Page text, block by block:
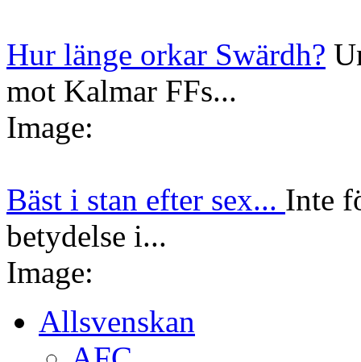
Hur länge orkar Swärdh?
mot Kalmar FFs...
Image:
Bäst i stan efter sex... Inte
betydelse i...
Image:
Allsvenskan